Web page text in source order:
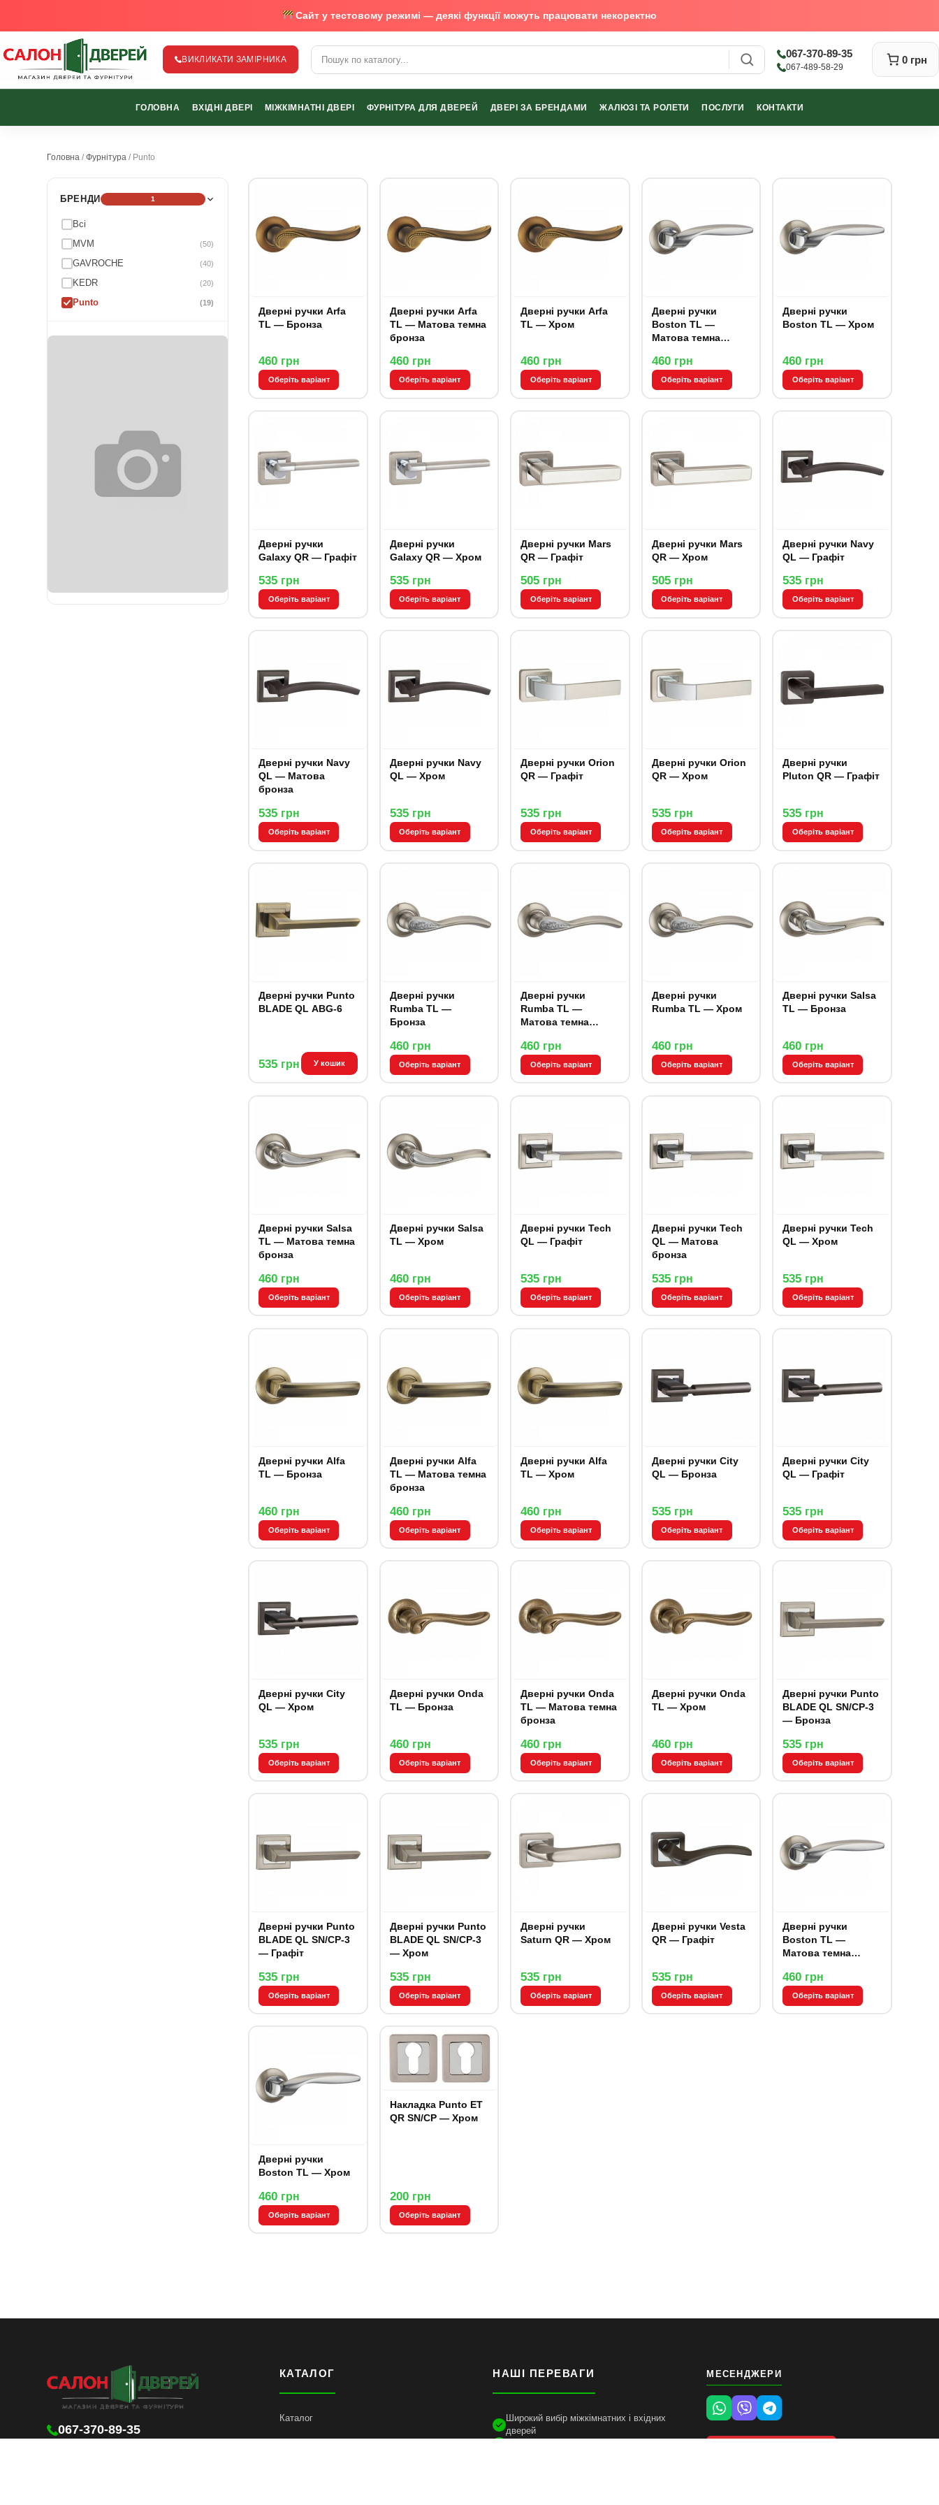
Сайт у тестовому режимі — деякі функції можуть працювати некоректно
salon-dverey.com.ua - великий каталог дверей від найкращих виробників
ВИКЛИКАТИ ЗАМІРНИКА 067-370-89-35
067-489-58-29
0 грн
067-489-58-29
ГОЛОВНА ВХІДНІ ДВЕРІ МІЖКІМНАТНІ ДВЕРІ ФУРНІТУРА ДЛЯ ДВЕРЕЙ ДВЕРІ ЗА БРЕНДАМИ ЖАЛЮЗІ ТА РОЛЕТИ ПОСЛУГИ КОНТАКТИ
Головна /Фурнітура / Punto
БРЕНДИ 1
Всі
MVM
(50)
GAVROCHE (40)
KEDR (20)
Punto (19)
Дверні ручки Arfa
TL — Бронза
460 грн
Оберіть варіант
Дверні ручки Arfa
TL — Матова темна
бронза
460 грн
Оберіть варіант
Дверні ручки Arfa
TL — Хром
460 грн
Оберіть варіант
Дверні ручки
Boston TL —
Матова темна
460 грн
Оберіть варіант
Дверні ручки
Boston TL — Хром
460 грн
Оберіть варіант
Дверні ручки
Galaxy QR — Графіт
535 грн
Оберіть варіант
Дверні ручки
Galaxy QR — Хром
535 грн
Оберіть варіант
Дверні ручки Mars
QR — Графіт
505 грн
Оберіть варіант
Дверні ручки Mars
QR — Хром
505 грн
Оберіть варіант
Дверні ручки Navy
QL — Графіт
535 грн
Оберіть варіант
Дверні ручки Navy
QL — Матова
бронза
535 грн
Оберіть варіант
Дверні ручки Navy
QL — Хром
535 грн
Оберіть варіант
Дверні ручки Orion
QR — Графіт
535 грн
Оберіть варіант
Дверні ручки Orion
QR — Хром
535 грн
Оберіть варіант
Дверні ручки
Pluton QR — Графіт
535 грн
Оберіть варіант
Дверні ручки Punto
BLADE QL ABG-6
535 грн У кошик
Дверні ручки
Rumba TL —
Бронза
460 грн
Оберіть варіант
Дверні ручки
Rumba TL —
Матова темна
460 грн
Оберіть варіант
Дверні ручки
Rumba TL — Хром
460 грн
Оберіть варіант
Дверні ручки Salsa
TL — Бронза
460 грн
Оберіть варіант
Дверні ручки Salsa
TL — Матова темна
бронза
460 грн
Оберіть варіант
Дверні ручки Salsa
TL — Хром
460 грн
Оберіть варіант
Дверні ручки Tech
QL — Графіт
535 грн
Оберіть варіант
Дверні ручки Tech
QL — Матова
бронза
535 грн
Оберіть варіант
Дверні ручки Tech
QL — Хром
535 грн
Оберіть варіант
Дверні ручки Alfa
TL — Бронза
460 грн
Оберіть варіант
Дверні ручки Alfa
TL — Матова темна
бронза
460 грн
Оберіть варіант
Дверні ручки Alfa
TL — Хром
460 грн
Оберіть варіант
Дверні ручки City
QL — Бронза
535 грн
Оберіть варіант
Дверні ручки City
QL — Графіт
535 грн
Оберіть варіант
Дверні ручки City
QL — Хром
535 грн
Оберіть варіант
Дверні ручки Onda
TL — Бронза
460 грн
Оберіть варіант
Дверні ручки Onda
TL — Матова темна
бронза
460 грн
Оберіть варіант
Дверні ручки Onda
TL — Хром
460 грн
Оберіть варіант
Дверні ручки Punto
BLADE QL SN/CP-3
— Бронза
535 грн
Оберіть варіант
Дверні ручки Punto
BLADE QL SN/CP-3
— Графіт
535 грн
Оберіть варіант
Дверні ручки Punto
BLADE QL SN/CP-3
— Хром
535 грн
Оберіть варіант
Дверні ручки
Saturn QR — Хром
535 грн
Оберіть варіант
Дверні ручки Vesta
QR — Графіт
535 грн
Оберіть варіант
Дверні ручки
Boston TL —
Матова темна
460 грн
Оберіть варіант
Дверні ручки
Boston TL — Хром
460 грн
Оберіть варіант
Накладка Punto ET
QR SN/CP — Хром
200 грн
Оберіть варіант
067-370-89-35
КАТАЛОГ
Каталог
НАШІ ПЕРЕВАГИ
Широкий вибір міжкімнатних і вхідних
дверей
МЕСЕНДЖЕРИ